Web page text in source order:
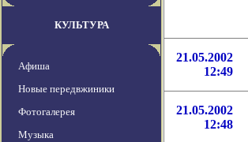
КУЛЬТУРА
Афиша
Новые передвжиники
Фотогалерея
Музыка
21.05.2002
12:49
21.05.2002
12:48